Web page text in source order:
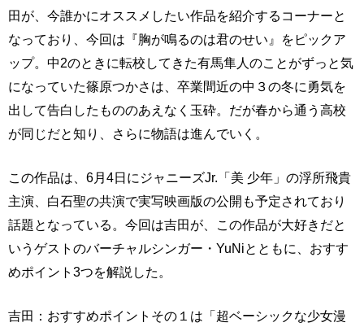
田が、今誰かにオススメしたい作品を紹介するコーナーと
なっており、今回は『胸が鳴るのは君のせい』をピックア
ップ。中2のときに転校してきた有馬隼人のことがずっと気
になっていた篠原つかさは、卒業間近の中３の冬に勇気を
出して告白したもののあえなく玉砕。だが春から通う高校
が同じだと知り、さらに物語は進んでいく。
この作品は、6月4日にジャニーズJr.「美 少年」の浮所飛貴
主演、白石聖の共演で実写映画版の公開も予定されており
話題となっている。今回は吉田が、この作品が大好きだと
いうゲストのバーチャルシンガー・YuNiとともに、おすす
めポイント3つを解説した。
吉田：おすすめポイントその１は「超ベーシックな少女漫